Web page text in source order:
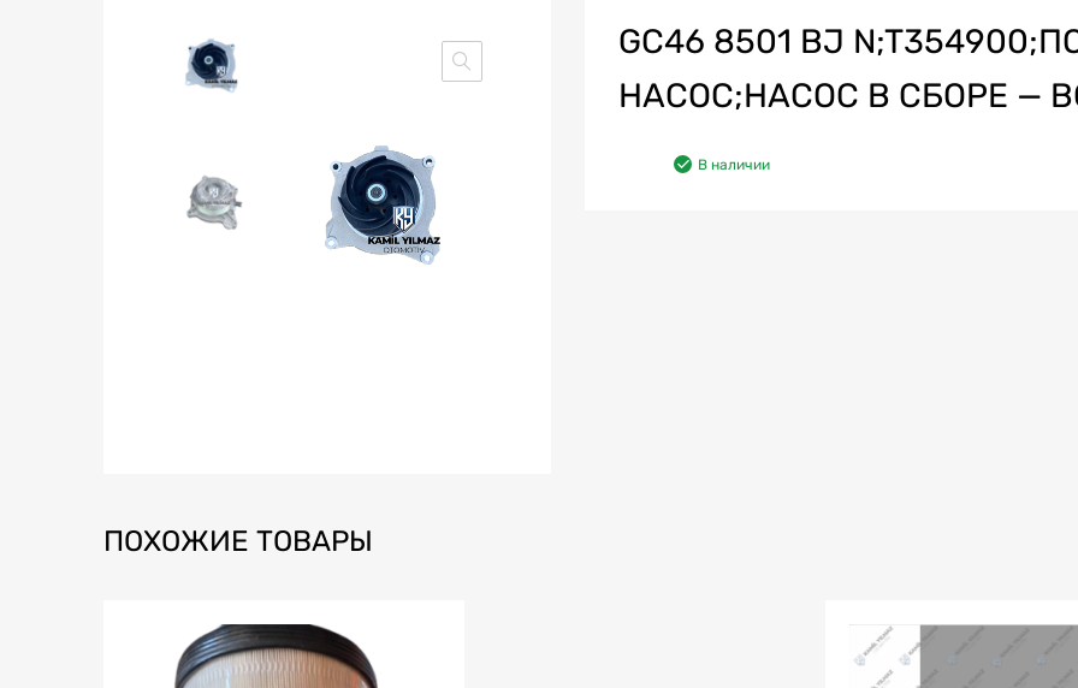
GC46 8501 BJ
НАСОС;НАСОС В СБОРЕ —
В наличии
ПОХОЖИЕ ТОВАРЫ